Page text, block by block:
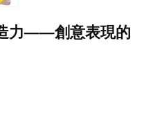
力——創意表現的